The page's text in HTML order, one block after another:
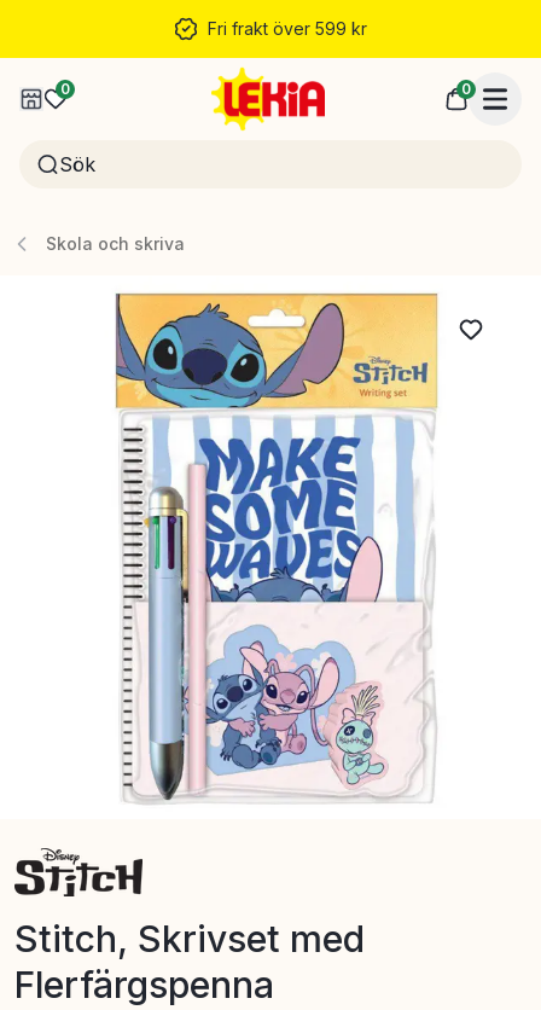
Fri frakt över 599 kr
0 0
Skola och skriva
Stitch, Skrivset med
Flerfärgspenna